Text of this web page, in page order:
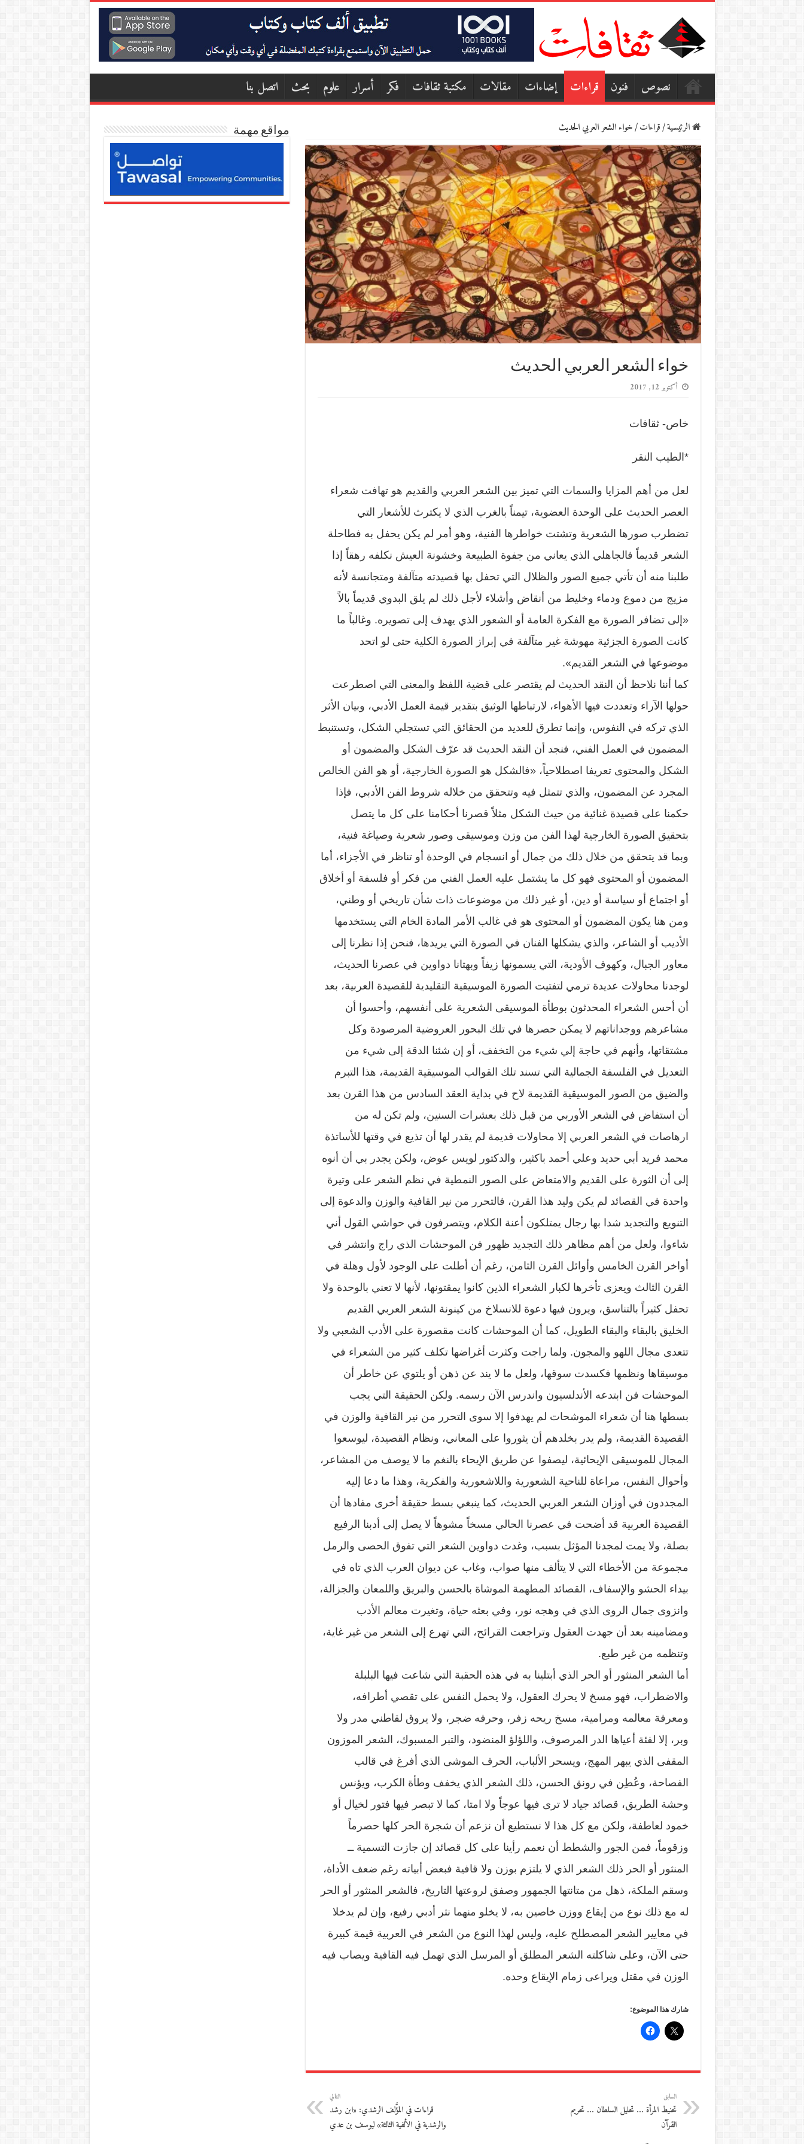
نصوص فنون قراءات إضاءات مقالات مكتبة ثقافات فكر أسرار علوم بحث اتصل بنا
الرئيسية/قراءات/خواء الشعر العربي الحديث
خواء الشعر العربي الحديث
أكتوبر 12, 2017
خاص- ثقافات
*الطيب النقر
لعل من أهم المزايا والسمات التي تميز بين الشعر العربي والقديم هو تهافت شعراء
العصر الحديث على الوحدة العضوية، تيمناً بالغرب الذي لا يكترث للأشعار التي
تضطرب صورها الشعرية وتشتت خواطرها الفنية، وهو أمر لم يكن يحفل به فطاحلة
الشعر قديماً فالجاهلي الذي يعاني من جفوة الطبيعة وخشونة العيش نكلفه رهقاً إذا
طلبنا منه أن تأتي جميع الصور والظلال التي تحفل بها قصيدته متآلفة ومتجانسة لأنه
مزيج من دموع ودماء وخليط من أنقاض وأشلاء لأجل ذلك لم يلق البدوي قديماً بالاً
«إلى تضافر الصورة مع الفكرة العامة أو الشعور الذي يهدف إلى تصويره. وغالباً ما
كانت الصورة الجزئية مهوشة غير متآلفة في إبراز الصورة الكلية حتى لو اتحد
موضوعها في الشعر القديم».
كما أننا نلاحظ أن النقد الحديث لم يقتصر على قضية اللفظ والمعنى التي اصطرعت
حولها الآراء وتعددت فيها الأهواء، لارتباطها الوثيق بتقدير قيمة العمل الأدبي، وبيان الأثر
الذي تركه في النفوس، وإنما تطرق للعديد من الحقائق التي تستجلي الشكل، وتستنبط
المضمون في العمل الفني، فنجد أن النقد الحديث قد عرّف الشكل والمضمون أو
الشكل والمحتوى تعريفا اصطلاحياً، «فالشكل هو الصورة الخارجية، أو هو الفن الخالص
المجرد عن المضمون، والذي تتمثل فيه وتتحقق من خلاله شروط الفن الأدبي، فإذا
حكمنا على قصيدة غنائية من حيث الشكل مثلاً قصرنا أحكامنا على كل ما يتصل
بتحقيق الصورة الخارجية لهذا الفن من وزن وموسيقى وصور شعرية وصياغة فنية،
وبما قد يتحقق من خلال ذلك من جمال أو انسجام في الوحدة أو تناظر في الأجزاء، أما
المضمون أو المحتوى فهو كل ما يشتمل عليه العمل الفني من فكر أو فلسفة أو أخلاق
أو اجتماع أو سياسة أو دين، أو غير ذلك من موضوعات ذات شأن تاريخي أو وطني،
ومن هنا يكون المضمون أو المحتوى هو في غالب الأمر المادة الخام التي يستخدمها
الأديب أو الشاعر، والذي يشكلها الفنان في الصورة التي يريدها، فنحن إذا نظرنا إلى
معاور الجبال، وكهوف الأودية، التي يسمونها زيفاً وبهتانا دواوين في عصرنا الحديث،
لوجدنا محاولات عديدة ترمي لتفتيت الصورة الموسيقية التقليدية للقصيدة العربية، بعد
أن أحس الشعراء المحدثون بوطأة الموسيقى الشعرية على أنفسهم، وأحسوا أن
مشاعرهم ووجداناتهم لا يمكن حصرها في تلك البحور العروضية المرصودة وكل
مشتقاتها، وأنهم في حاجة إلي شيء من التخفف، أو إن شئنا الدقة إلى شيء من
التعديل في الفلسفة الجمالية التي تسند تلك القوالب الموسيقية القديمة، هذا التبرم
والضيق من الصور الموسيقية القديمة لاح في بداية العقد السادس من هذا القرن بعد
أن استفاض في الشعر الأوربي من قبل ذلك بعشرات السنين، ولم تكن له من
ارهاصات في الشعر العربي إلا محاولات قديمة لم يقدر لها أن تذيع في وقتها للأساتذة
محمد فريد أبي حديد وعلي أحمد باكثير، والدكتور لويس عوض، ولكن يجدر بي أن أنوه
إلى أن الثورة على القديم والامتعاض على الصور النمطية في نظم الشعر على وتيرة
واحدة في القصائد لم يكن وليد هذا القرن، فالتحرر من نير القافية والوزن والدعوة إلى
التنويع والتجديد شدا بها رجال يمتلكون أعنة الكلام، ويتصرفون في حواشي القول أني
شاءوا، ولعل من أهم مظاهر ذلك التجديد ظهور فن الموحشات الذي راج وانتشر في
أواخر القرن الخامس وأوائل القرن الثامن، رغم أن أطلت على الوجود لأول وهلة في
القرن الثالث ويعزى تأخرها لكبار الشعراء الذين كانوا يمقتونها، لأنها لا تعني بالوحدة ولا
تحفل كثيراً بالتناسق، ويرون فيها دعوة للانسلاخ من كينونة الشعر العربي القديم
الخليق بالبقاء والبقاء الطويل، كما أن الموحشات كانت مقصورة على الأدب الشعبي ولا
تتعدى مجال اللهو والمجون. ولما راجت وكثرت أغراضها تكلف كثير من الشعراء في
موسيقاها ونظمها فكسدت سوقها، ولعل ما لا يند عن ذهن أو يلتوي عن خاطر أن
الموحشات فن ابتدعه الأندلسيون واندرس الآن رسمه. ولكن الحقيقة التي يجب
بسطها هنا أن شعراء الموشحات لم يهدفوا إلا سوى التحرر من نير القافية والوزن في
القصيدة القديمة، ولم يدر بخلدهم أن يثوروا على المعاني، ونظام القصيدة، ليوسعوا
المجال للموسيقى الإيحائية، ليصفوا عن طريق الإيحاء بالنغم ما لا يوصف من المشاعر،
وأحوال النفس، مراعاة للناحية الشعورية واللاشعورية والفكرية، وهذا ما دعا إليه
المجددون في أوزان الشعر العربي الحديث، كما ينبغي بسط حقيقة أخرى مفادها أن
القصيدة العربية قد أضحت في عصرنا الحالي مسخاً مشوهاً لا يصل إلى أدبنا الرفيع
بصلة، ولا يمت لمجدنا المؤثل بسبب، وغدت دواوين الشعر التي تفوق الحصى والرمل
مجموعة من الأخطاء التي لا يتألف منها صواب، وغاب عن ديوان العرب الذي تاه في
بيداء الحشو والإسفاف، القصائد المطهمة الموشاة بالحسن والبريق واللمعان والجزالة،
وانزوى جمال الروى الذي في وهجه نور، وفي بعثه حياة، وتغيرت معالم الأدب
ومضامينه بعد أن جهدت العقول وتراجعت القرائح، التي تهرع إلى الشعر من غير غاية،
وتنظمه من غير طبع.
أما الشعر المنثور أو الحر الذي أبتلينا به في هذه الحقبة التي شاعت فيها البلبلة
والاضطراب، فهو مسخ لا يحرك العقول، ولا يحمل النفس على تقصي أطرافه،
ومعرفة معالمه ومرامية، مسخ ريحه زفر، وحرفه ضجر، ولا يروق لقاطني مدر ولا
وبر، إلا لفئة أعياها الدر المرصوف، واللؤلؤ المنضود، والتبر المسبوك، الشعر الموزون
المقفى الذي يبهر المهج، ويسحر الألباب، الحرف الموشى الذي أفرغ في قالب
الفصاحة، وعُطِن في رونق الحسن، ذلك الشعر الذي يخفف وطأة الكرب، ويؤنس
وحشة الطريق، قصائد جياد لا ترى فيها عوجاً ولا امتا، كما لا تبصر فيها فتور لخيال أو
خمود لعاطفة، ولكن مع كل هذا لا نستطيع أن نزعم أن شجرة الحر كلها حصرماً
وزقوماً، فمن الجور والشطط أن نعمم رأينا على كل قصائد إن جازت التسمية ــ
المنثور أو الحر ذلك الشعر الذي لا يلتزم بوزن ولا قافية فبعض أبياته رغم ضعف الأداة،
وسقم الملكة، ذهل من متانتها الجمهور وصفق لروعتها التاريخ، فالشعر المنثور أو الحر
له مع ذلك نوع من إيقاع ووزن خاصين به، لا يخلو منهما نثر أدبي رفيع، وإن لم يدخلا
في معايير الشعر المصطلح عليه، وليس لهذا النوع من الشعر في العربية قيمة كبيرة
حتى الآن، وعلى شاكلته الشعر المطلق أو المرسل الذي تهمل فيه القافية ويصاب فيه
الوزن في مقتل ويراعى زمام الإيقاع وحده.
شارك هذا الموضوع:
السابق
تحنيط المرأة … تحليل السلطان … تحريم
القرآن
التالي
قراءات في المؤَّلف الرشدي: «ابن رشد
والرشدية في الألفية الثالثة» ليوسف بن عدي
مواقع مهمة